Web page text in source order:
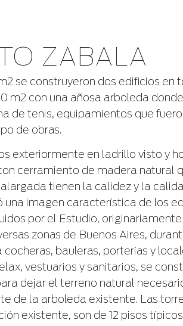
ZABALA
se construyeron dos edificios en
m2 con una añosa arboleda
de tenis, equipamientos que
de obras.
exteriormente en ladrillo visto y
cerramiento de madera natural
tienen la calidez y la
una imagen característica de los
por el Estudio,
zonas de Buenos Aires,
cocheras, bauleras, porterías y
vestuarios y sanitarios, se
dejar el terreno natural
de la arboleda existente. Las
existente, son de 12 pisos